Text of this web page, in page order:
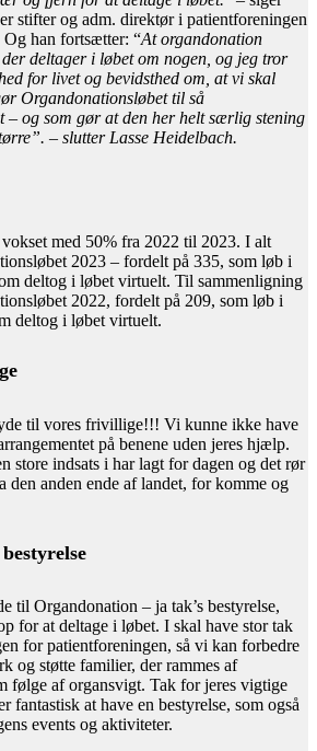
stifter og adm. direktør i patientforeningen
han fortsætter: “At organdonation
deltager i løbet om nogen, og jeg tror
for livet og bevidsthed om, at vi skal
Organdonationsløbet til så
– og som gør at den her helt særlig stening
– slutter Lasse Heidelbach.
med 50% fra 2022 til 2023. I alt
2023 – fordelt på 335, som løb i
deltog i løbet virtuelt. Til sammenligning
2022, fordelt på 209, som løb i
deltog i løbet virtuelt.
til vores frivillige!!! Vi kunne ikke have
på benene uden jeres hjælp.
store indsats i har lagt for dagen og det rør
den anden ende af landet, for komme og
til Organdonation – ja tak’s bestyrelse,
for at deltage i løbet. I skal have stor tak
for patientforeningen, så vi kan forbedre
og støtte familier, der rammes af
følge af organsvigt. Tak for jeres vigtige
fantastisk at have en bestyrelse, som også
events og aktiviteter.